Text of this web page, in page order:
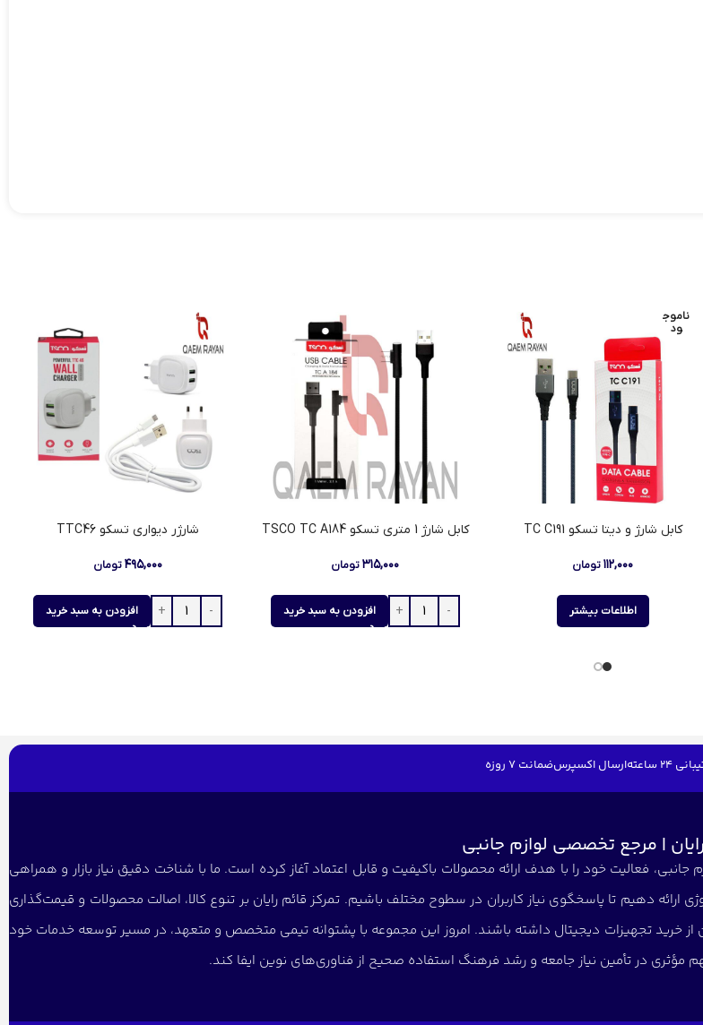
ناموج
ود
كابل شارژ و دیتا تسکو TC C191
۱۱۲,۰۰۰تومان
اطلاعات بیشتر
کابل شارژ 1 متری تسکو TSCO TC A184
۳۱۵,۰۰۰ تومان
افزودن به سبد خرید
شارژر دیواری تسکو TTC46
۴۹۵,۰۰۰تومان
افزودن به سبد خرید
24 ساعته ارسال اکسپرسضمانت 7 روزه
| مرجع تخصصی لوازم جانبی
فعالیت خود را با هدف ارائه محصولات باکیفیت و قابل اعتماد آغاز کرده است. ما با شناخت دقیق نیاز بازار و همراهی
ارائه دهیم تا پاسخگوی نیاز کاربران در سطوح مختلف باشیم. تمرکز قائم رایان بر تنوع کالا، اصالت محصولات و قیمت‌گذاری
از خرید تجهیزات دیجیتال داشته باشند. امروز این مجموعه با پشتوانه تیمی متخصص و متعهد، در مسیر توسعه خدمات خود
مؤثری در تأمین نیاز جامعه و رشد فرهنگ استفاده صحیح از فناوری‌های نوین ایفا کند.